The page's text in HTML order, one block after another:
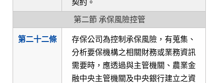
契約。
第二節 承保風險控管
第二十二條
存保公司為控制承保風險，有蒐集、
分析要保機構之相關財務或業務資訊
需要時，應透過與主管機關、農業金
融中央主管機關及中央銀行建立之資